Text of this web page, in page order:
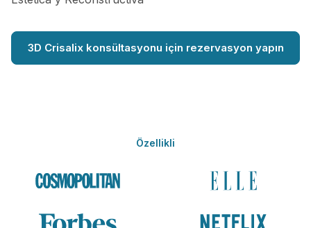
3D Crisalix konsültasyonu için rezervasyon yapın
Özellikli